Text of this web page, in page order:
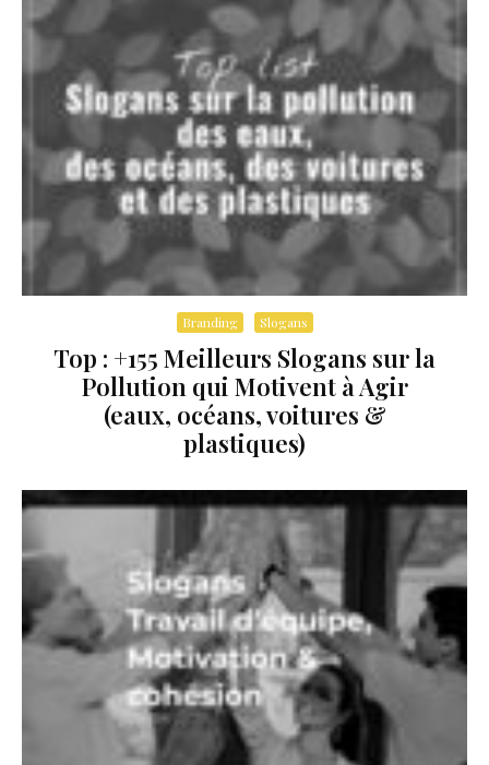
Branding Slogans
Top : +155 Meilleurs Slogans sur la
Pollution qui Motivent à Agir
(eaux, océans, voitures &
plastiques)